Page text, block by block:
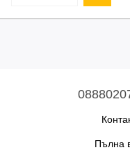
Пълна